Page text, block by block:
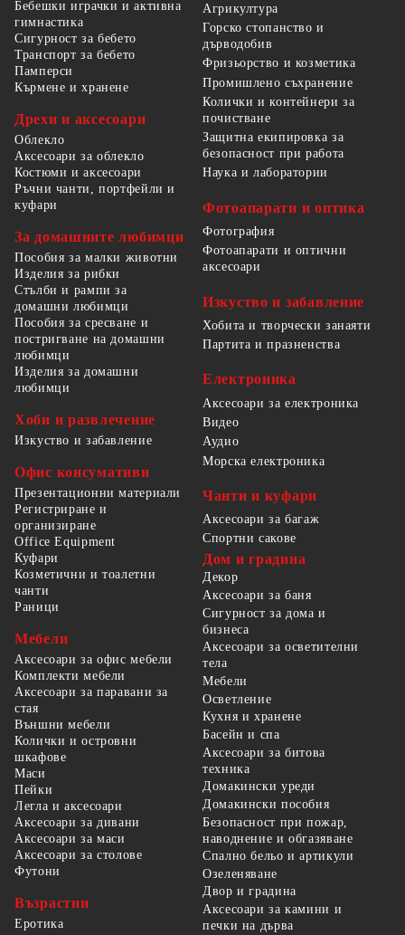
Бебешки играчки и активна
гимнастика
Сигурност за бебето
Транспорт за бебето
Памперси
Кърмене и хранене
Дрехи и аксесоари
Облекло
Аксесоари за облекло
Костюми и аксесоари
Ръчни чанти, портфейли и
куфари
За домашните любимци
Пособия за малки животни
Изделия за рибки
Стълби и рампи за
домашни любимци
Пособия за сресване и
постригване на домашни
любимци
Изделия за домашни
любимци
Хоби и развлечение
Изкуство и забавление
Офис консумативи
Презентационни материали
Регистриране и
организиране
Office Equipment
Агрикултура
Горско стопанство и
дърводобив
Фризьорство и козметика
Промишлено съхранение
Колички и контейнери за
почистване
Защитна екипировка за
безопасност при работа
Наука и лаборатории
Фотоапарати и оптика
Фотография
Фотоапарати и оптични
аксесоари
Изкуство и забавление
Хобита и творчески занаяти
Партита и празненства
Електроника
Аксесоари за електроника
Видео
Аудио
Морска електроника
Чанти и куфари
Аксесоари за багаж
Спортни сакове
Куфари
Козметични и тоалетни
чанти
Раници
Мебели
Аксесоари за офис мебели
Комплекти мебели
Аксесоари за паравани за
стая
Външни мебели
Колички и островни
шкафове
Маси
Пейки
Легла и аксесоари
Аксесоари за дивани
Аксесоари за маси
Аксесоари за столове
Футони
Възрастни
Еротика
Дом и градина
Декор
Аксесоари за баня
Сигурност за дома и
бизнеса
Аксесоари за осветителни
тела
Мебели
Осветление
Кухня и хранене
Басейн и спа
Аксесоари за битова
техника
Домакински уреди
Домакински пособия
Безопасност при пожар,
наводнение и обгазяване
Спално бельо и артикули
Озеленяване
Двор и градина
Аксесоари за камини и
печки на дърва